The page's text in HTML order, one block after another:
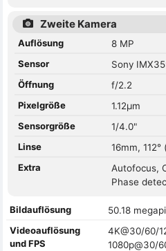
Zweite Kamera
Auflösung
8 MP
Sensor
Sony
Öffnung
f/2.2
Pixelgröße
1.12µm
Sensorgröße
1/4.0"
Linse
16mm,
Extra
Autofocus,
Phase
Bildauflösung
50.18
Videoauflösung
und FPS
4K@30/60/
1080p@30/